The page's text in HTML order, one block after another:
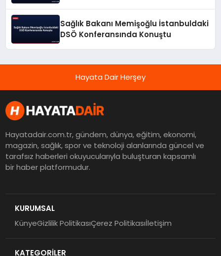
Sağlık Bakanı Memişoğlu İstanbuldaki
DSÖ Konferansında Konuştu
Hayata Dair Herşey
Hayatadair.com.tr, gündem, dünya, eğitim, ekonomi,
magazin, sağlık, spor ve teknoloji alanlarında güncel ve
tarafsız haberleri okuyucularıyla buluşturan kapsamlı
bir haber platformudur.
KURUMSAL
KünyeGizlilik PolitikasıÇerez Politikasıİletişim
KATEGORİLER